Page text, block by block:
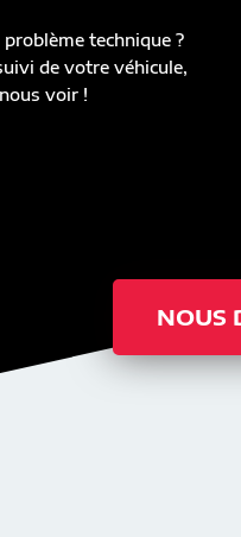
technique ?
de votre véhicule,
voir !
NOUS